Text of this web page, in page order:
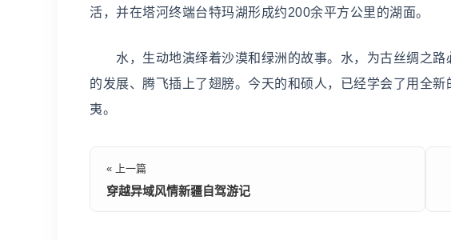
活，并在塔河终端台特玛湖形成约200余平方公里的湖面。
水，生动地演绎着沙漠和绿洲的故事。水，为古丝绸之路
的发展、腾飞插上了翅膀。今天的和硕人，已经学会了用全
夷。
« 上一篇
穿越异域风情新疆自驾游记